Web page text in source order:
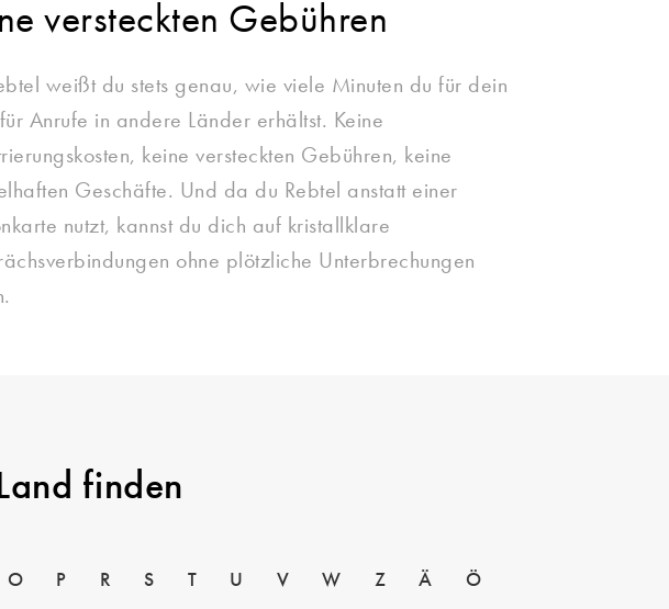
versteckten Gebühren
weißt du stets genau, wie viele Minuten du für dein
Anrufe in andere Länder erhältst. Keine
keine versteckten Gebühren, keine
Geschäfte. Und da du Rebtel anstatt einer
nutzt, kannst du dich auf kristallklare
ohne plötzliche Unterbrechungen
finden
O P R S T U V W Z Ä Ö